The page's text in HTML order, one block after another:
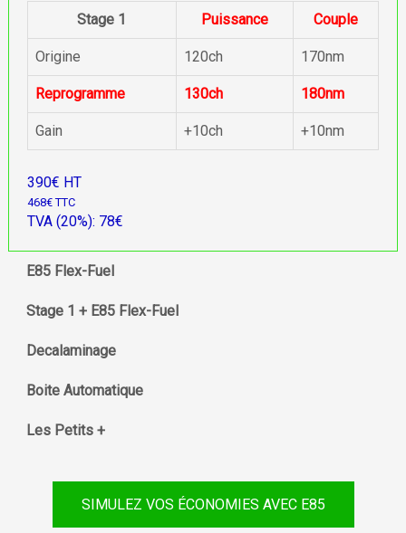
Stage 1
Puissance Couple
Origine 120ch 170nm
Reprogramme 130ch 180nm
Gain +10ch +10nm
390€ HT
468€ TTC
TVA (20%): 78€
E85 Flex-Fuel
Stage 1 + E85 Flex-Fuel
Decalaminage
Boite Automatique
Les Petits +
SIMULEZ VOS ÉCONOMIES AVEC E85